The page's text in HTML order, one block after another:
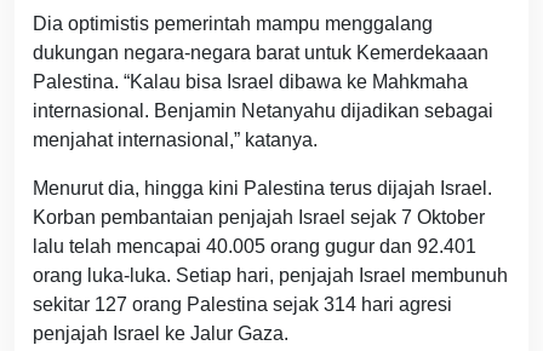
Dia optimistis pemerintah mampu menggalang
dukungan negara-negara barat untuk Kemerdekaaan
Palestina. “Kalau bisa Israel dibawa ke Mahkmaha
internasional. Benjamin Netanyahu dijadikan sebagai
menjahat internasional,” katanya.
Menurut dia, hingga kini Palestina terus dijajah Israel.
Korban pembantaian penjajah Israel sejak 7 Oktober
lalu telah mencapai 40.005 orang gugur dan 92.401
orang luka-luka. Setiap hari, penjajah Israel membunuh
sekitar 127 orang Palestina sejak 314 hari agresi
penjajah Israel ke Jalur Gaza.